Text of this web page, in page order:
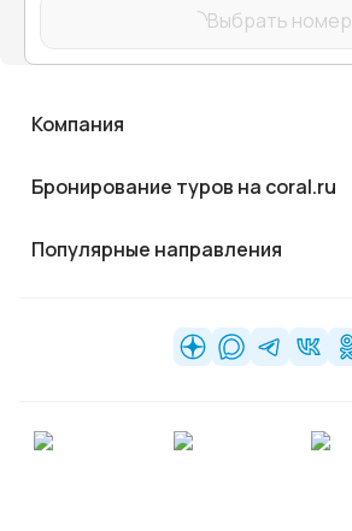
Выбрать номер
Компания
Бронирование туров на coral.ru
Популярные направления